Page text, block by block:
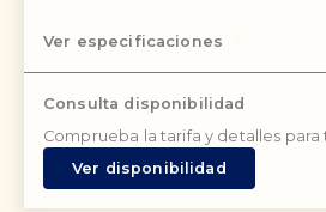
Ver especificaciones
Consulta disponibilidad
Comprueba la tarifa y detalles para
Ver disponibilidad